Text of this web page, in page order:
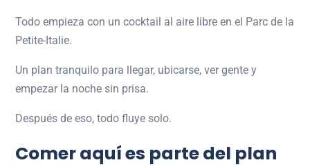
Todo empieza con un cocktail al aire libre en el Parc de la
Petite-Italie.
Un plan tranquilo para llegar, ubicarse, ver gente y
empezar la noche sin prisa.
Después de eso, todo fluye solo.
Comer aquí es parte del plan